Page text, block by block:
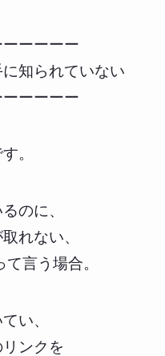
ーーーー
知られていない
ーーーー
。
のに、
れない、
言う場合。
い、
ンクを